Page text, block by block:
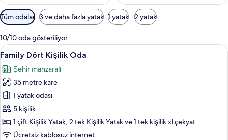
Odalar
için
mevcut
filtreler
Tüm odalar 3 ve daha fazla yatak 1 yatak 2 yatak
10/10 oda gösteriliyor
Family
Dört
Kişilik
Oda
için
tüm
fotoğrafları
görün
Family Dört Kişilik Oda | Kaliteli
4
Family Dört Kişilik Oda
Şehir manzaralı
35 metre kare
1 yatak odası
5 kişilik
1 çift Kişilik Yatak, 2 tek Kişilik Yatak ve 1 tek kişilik xl çekyat
Ücretsiz kablosuz internet